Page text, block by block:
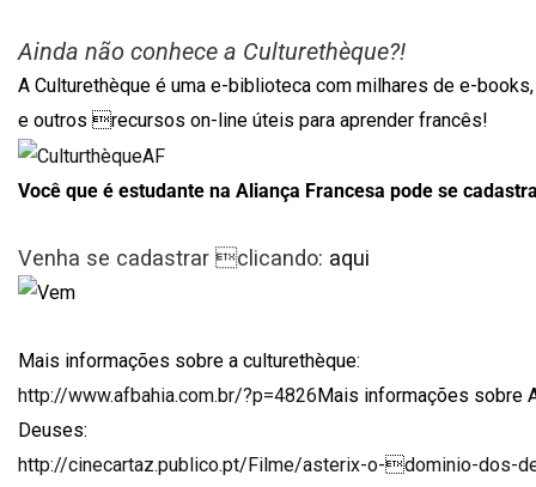
Ainda não conhece a Culturethèque?!
A Culturethèque é uma e-biblioteca com milhares de e-
e outros recursos on-line úteis para aprender francês!
Você que é estudante na Aliança Francesa pode se
Venha se cadastrar clicando: aqui
Mais informações sobre a culturethèque:
http://www.afbahia.com.br/?p=4826 Mais informações sobre
Deuses:
http://cinecartaz.publico.pt/Filme/asterix-o-dominio-dos-